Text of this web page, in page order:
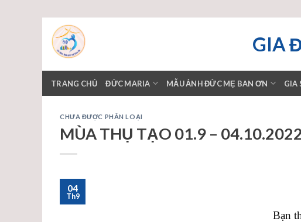
content
GIA
TRANG CHỦ ĐỨC MARIA MẪU ẢNH ĐỨC MẸ BAN ƠN GIA
CHƯA ĐƯỢC PHÂN LOẠI
MÙA THỤ TẠO 01.9 –
04
Th9
Bạn